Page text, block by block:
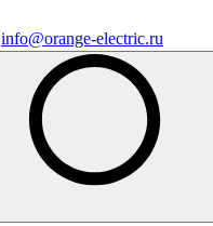
info@orange-electric.ru